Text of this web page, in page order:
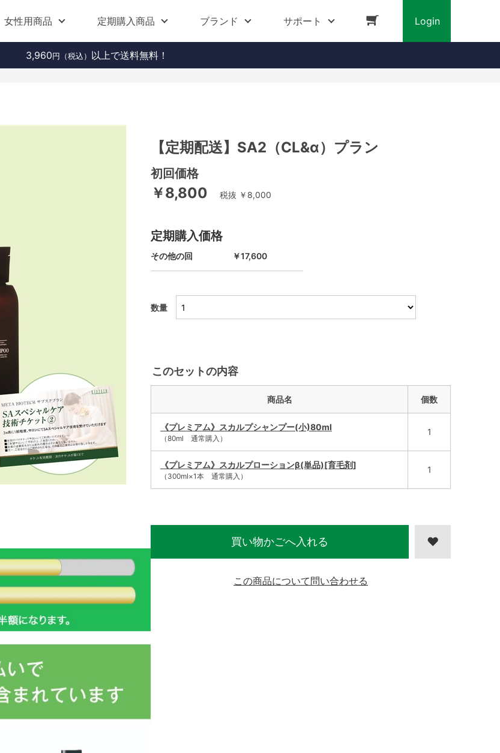
女性用商品 定期購入商品 ブランド サポート Login
3,960 円（税込） 以上で送料無料！
【定期配送】SA2（CL&α）プラン
初回価格
￥8,800 税抜 ￥8,000
定期購入価格
その他の回 ￥17,600
数量
買い物かごへ入れる
このセットの内容
商品名 個数
《プレミアム》スカルプシャンプー(小)80ml
（80ml 通常購入）
1
《プレミアム》スカルプローションβ(単品)[育毛剤]
（300ml×1本 通常購入）
1
この商品について問い合わせる